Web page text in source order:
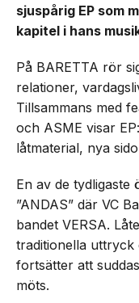
sjuspårig EP som
kapitel i hans
På BARETTA rör
relationer,
Tillsammans med
och ASME visar
låtmaterial, nya
En av de
”ANDAS” där VC
bandet VERSA.
traditionella
fortsätter att
möts.